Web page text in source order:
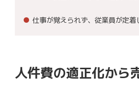
仕事が覚えられず、従業員が定着
人件費の適正化から